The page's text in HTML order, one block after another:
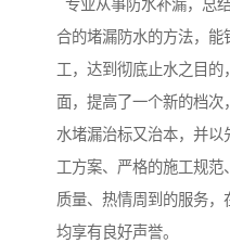
专业从事防水补漏，总
合的堵漏防水的方法，
工，达到彻底止水之目
面，提高了一个新的档
水堵漏治标又治本，并
工方案、严格的施工规
质量、热情周到的服务
均享有良好声誉。